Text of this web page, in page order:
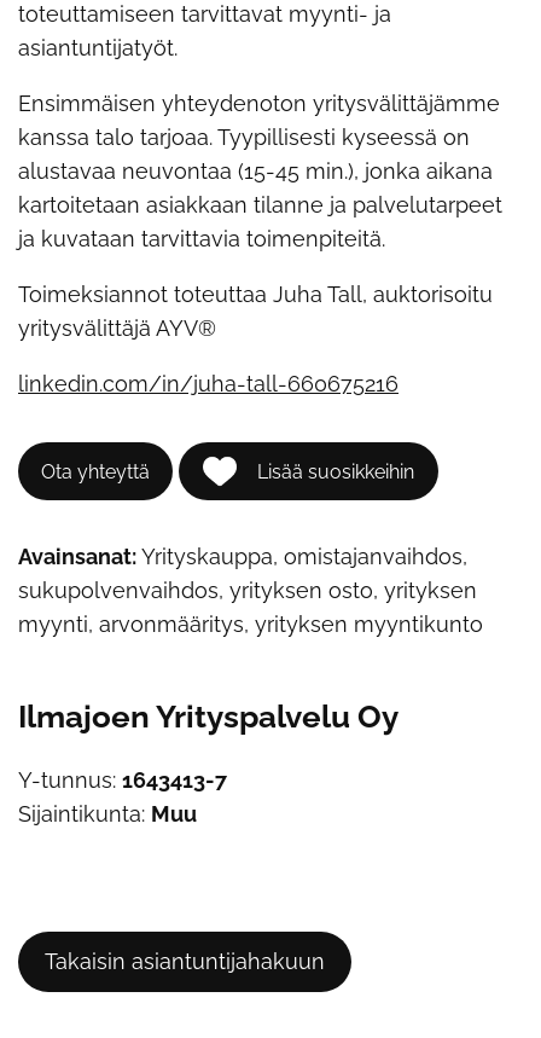
toteuttamiseen tarvittavat myynti- ja
asiantuntijatyöt.
Ensimmäisen yhteydenoton yritysvälittäjämme
kanssa talo tarjoaa. Tyypillisesti kyseessä on
alustavaa neuvontaa (15-45 min.), jonka aikana
kartoitetaan asiakkaan tilanne ja palvelutarpeet
ja kuvataan tarvittavia toimenpiteitä.
Toimeksiannot toteuttaa Juha Tall, auktorisoitu
yritysvälittäjä AYV®
linkedin.com/in/juha-tall-660675216
Ota yhteyttä Lisää suosikkeihin
Avainsanat:Yrityskauppa, omistajanvaihdos,
sukupolvenvaihdos, yrityksen osto, yrityksen
myynti, arvonmääritys, yrityksen myyntikunto
Ilmajoen Yrityspalvelu Oy
Y-tunnus: 1643413-7
Sijaintikunta: Muu
Takaisin asiantuntijahakuun